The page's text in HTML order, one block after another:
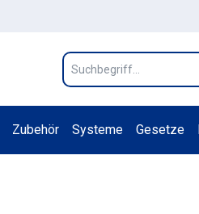
Zubehör Systeme Gesetze